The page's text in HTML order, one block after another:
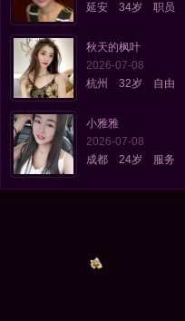
延安 34岁 职员
秋天的枫叶
2026-07-08
杭州 32岁 自由
小雅雅
2026-07-08
成都 24岁 服务